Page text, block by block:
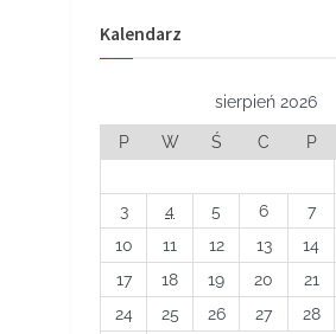
Kalendarz
sierpień 2026
P W Ś C P
3
4 5 6 7
10
11 12 13 14
17
18 19 20 21
24
25 26 27 28